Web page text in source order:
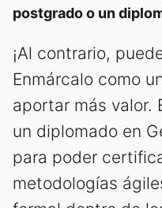
postgrado o un
¡Al contrario,
Enmárcalo como
aportar más valor.
un diplomado en
para poder
metodologías